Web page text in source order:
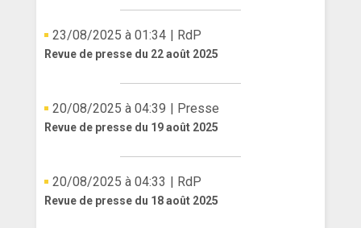
23/08/2025 à 01:34 | RdP
Revue de presse du 22 août 2025
20/08/2025 à 04:39 | Presse
Revue de presse du 19 août 2025
20/08/2025 à 04:33 | RdP
Revue de presse du 18 août 2025